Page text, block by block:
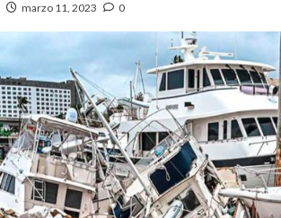
marzo 11, 2023 0